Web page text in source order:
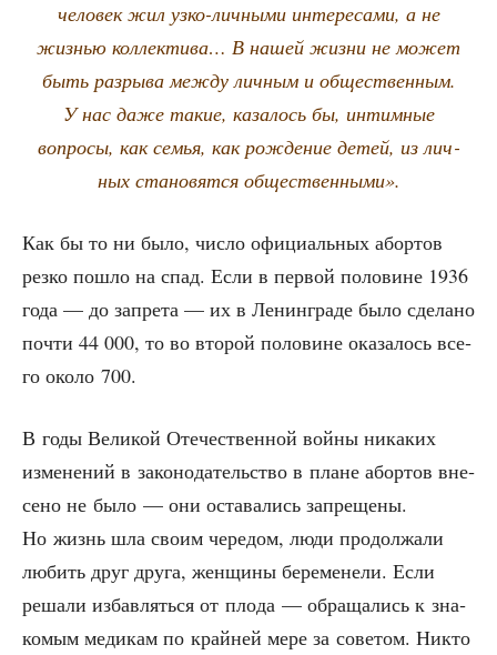
чело­век жил узко-лич­ны­ми инте­ре­са­ми, а не
жиз­нью кол­лек­ти­ва… В нашей жиз­ни не может
быть раз­ры­ва меж­ду лич­ным и обще­ствен­ным.
У нас даже такие, каза­лось бы, интим­ные
вопро­сы, как семья, как рож­де­ние детей, из лич­
ных ста­но­вят­ся общественными».
Как бы то ни было, чис­ло офи­ци­аль­ных абор­тов
рез­ко пошло на спад. Если в пер­вой поло­вине 1936
года — до запре­та — их в Ленин­гра­де было сде­ла­но
почти 44 000, то во вто­рой поло­вине ока­за­лось все­
го око­ло 700.
В годы Вели­кой Оте­че­ствен­ной войны ника­ких
изме­не­ний в зако­но­да­тель­ство в плане абор­тов вне­
се­но не было — они оста­ва­лись запре­ще­ны.
Но жизнь шла сво­им чере­дом, люди про­дол­жа­ли
любить друг дру­га, жен­щи­ны бере­ме­не­ли. Если
реша­ли избав­лять­ся от пло­да — обра­ща­лись к зна­
ко­мым меди­кам по крайней мере за сове­том. Никто